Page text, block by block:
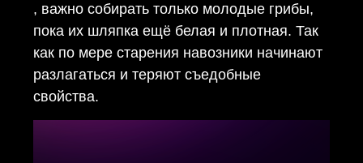
, важно собирать только молодые грибы,
пока их шляпка ещё белая и плотная. Так
как по мере старения навозники начинают
разлагаться и теряют съедобные
свойства.